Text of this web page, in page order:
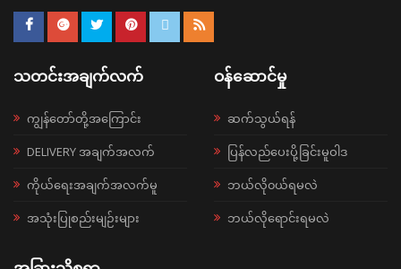
သတင်းအချက်လက်
ကျွန်တော်တို့အကြောင်း
DELIVERY အချက်အလက်
ကိုယ်ရေးအချက်အလက်မူ
အသုံးပြုစည်းမျဉ်းများ
ဝန်ဆောင်မှု
ဆက်သွယ်ရန်
ပြန်လည်ပေးပို့ခြင်းမူဝါဒ
ဘယ်လို၀ယ်ရမလဲ
ဘယ်လိုရောင်းရမလဲ